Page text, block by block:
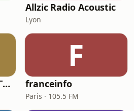
Allzic Radio Acoustic
Lyon
RFI 华语 - 法国国际广播电台 (RFI Chinese)
F
franceinfo
Paris · 105.5 FM